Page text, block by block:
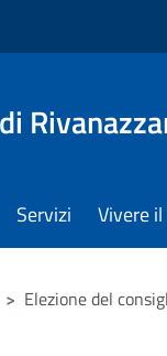
Servizi Vivere
> Elezione del